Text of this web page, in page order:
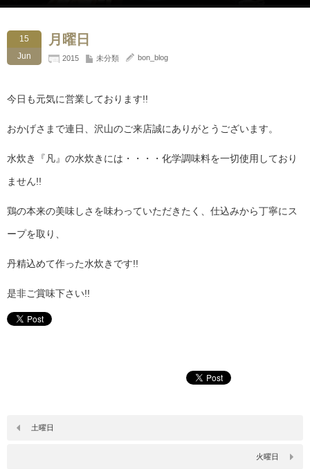
15
Jun
月曜日
2015 未分類 bon_blog
今日も元気に営業しております!!
おかげさまで連日、沢山のご来店誠にありがとうございます。
水炊き『凡』の水炊きには・・・・化学調味料を一切使用しており
ません!!
鶏の本来の美味しさを味わっていただきたく、仕込みから丁寧にス
ープを取り、
丹精込めて作った水炊きです!!
是非ご賞味下さい!!
土曜日
火曜日